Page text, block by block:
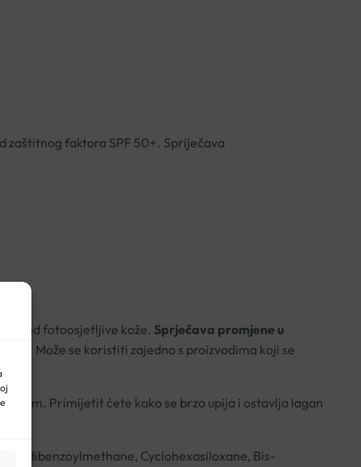
zaštitnog faktora SPF 50+. Spriječava
kod fotoosjetljive kože. Sprječava promjene u
Može se koristiti zajedno s proizvodima koji se
Primijetit ćete kako se brzo upija i ostavlja lagan
Cyclohexasiloxane, Bis-